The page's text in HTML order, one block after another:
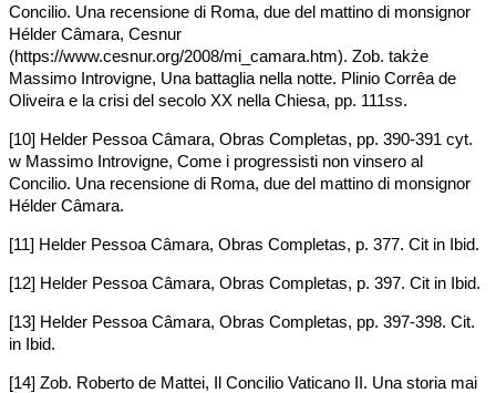
Concilio. Una recensione di Roma, due del mattino di monsignor
Hélder Câmara, Cesnur
(https://www.cesnur.org/2008/mi_camara.htm). Zob. także
Massimo Introvigne, Una battaglia nella notte. Plinio Corrêa de
Oliveira e la crisi del secolo XX nella Chiesa, pp. 111ss.
[10] Helder Pessoa Câmara, Obras Completas, pp. 390-391 cyt.
w Massimo Introvigne, Come i progressisti non vinsero al
Concilio. Una recensione di Roma, due del mattino di monsignor
Hélder Câmara.
[11] Helder Pessoa Câmara, Obras Completas, p. 377. Cit in Ibid.
[12] Helder Pessoa Câmara, Obras Completas, p. 397. Cit in Ibid.
[13] Helder Pessoa Câmara, Obras Completas, pp. 397-398. Cit.
in Ibid.
[14] Zob. Roberto de Mattei, Il Concilio Vaticano II. Una storia mai